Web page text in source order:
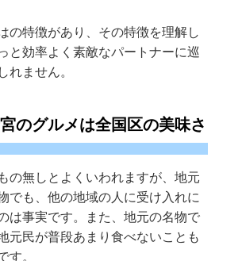
の特徴があり、その特徴を理解し
と効率よく素敵なパートナーに巡
れません。
のグルメは全国区の美味さ
の無しとよくいわれますが、地元
でも、他の地域の人に受け入れに
は事実です。また、地元の名物で
元民が普段あまり食べないことも
す。